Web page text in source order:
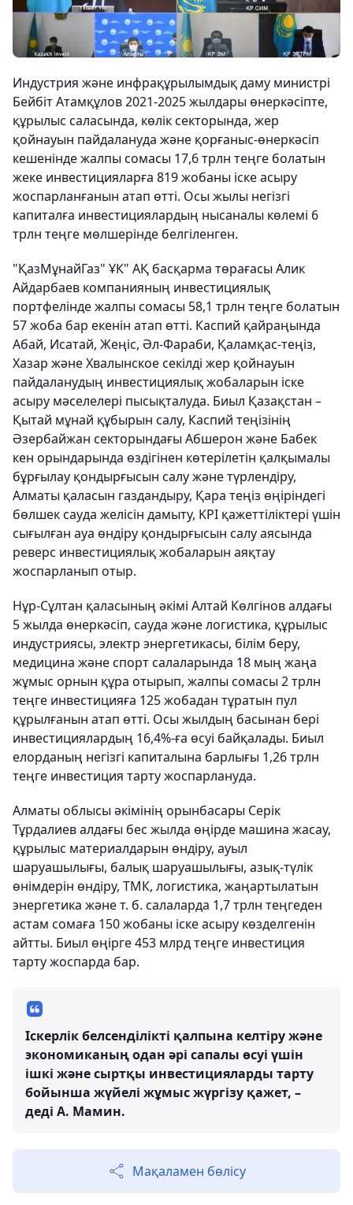
Индустрия және инфрақұрылымдық даму министрі
Бейбіт Атамқұлов 2021-2025 жылдары өнеркәсіпте,
құрылыс саласында, көлік секторында, жер
қойнауын пайдалануда және қорғаныс-өнеркәсіп
кешенінде жалпы сомасы 17,6 трлн теңге болатын
жеке инвестицияларға 819 жобаны іске асыру
жоспарланғанын атап өтті. Осы жылы негізгі
капиталға инвестициялардың нысаналы көлемі 6
трлн теңге мөлшерінде белгіленген.
"ҚазМұнайГаз" ҰК" АҚ басқарма төрағасы Алик
Айдарбаев компанияның инвестициялық
портфелінде жалпы сомасы 58,1 трлн теңге болатын
57 жоба бар екенін атап өтті. Каспий қайраңында
Абай, Исатай, Жеңіс, Әл-Фараби, Қаламқас-теңіз,
Хазар және Хвалынское секілді жер қойнауын
пайдаланудың инвестициялық жобаларын іске
асыру мәселелері пысықталуда. Биыл Қазақстан –
Қытай мұнай құбырын салу, Каспий теңізінің
Әзербайжан секторындағы Абшерон және Бабек
кен орындарында өздігінен көтерілетін қалқымалы
бұрғылау қондырғысын салу және түрлендіру,
Алматы қаласын газдандыру, Қара теңіз өңіріндегі
бөлшек сауда желісін дамыту, KPI қажеттіліктері үшін
сығылған ауа өндіру қондырғысын салу аясында
реверс инвестициялық жобаларын аяқтау
жоспарланып отыр.
Нұр-Сұлтан қаласының әкімі Алтай Көлгінов алдағы
5 жылда өнеркәсіп, сауда және логистика, құрылыс
индустриясы, электр энергетикасы, білім беру,
медицина және спорт салаларында 18 мың жаңа
жұмыс орнын құра отырып, жалпы сомасы 2 трлн
теңге инвестицияға 125 жобадан тұратын пул
құрылғанын атап өтті. Осы жылдың басынан бері
инвестициялардың 16,4%-ға өсуі байқалады. Биыл
елорданың негізгі капиталына барлығы 1,26 трлн
теңге инвестиция тарту жоспарлануда.
Алматы облысы әкімінің орынбасары Серік
Тұрдалиев алдағы бес жылда өңірде машина жасау,
құрылыс материалдарын өндіру, ауыл
шаруашылығы, балық шаруашылығы, азық-түлік
өнімдерін өндіру, ТМК, логистика, жаңартылатын
энергетика және т. б. салаларда 1,7 трлн теңгеден
астам сомаға 150 жобаны іске асыру көзделгенін
айтты. Биыл өңірге 453 млрд теңге инвестиция
тарту жоспарда бар.
Іскерлік белсенділікті қалпына келтіру және
экономиканың одан әрі сапалы өсуі үшін
ішкі және сыртқы инвестицияларды тарту
бойынша жүйелі жұмыс жүргізу қажет, –
деді А. Мамин.
Мақаламен бөлісу